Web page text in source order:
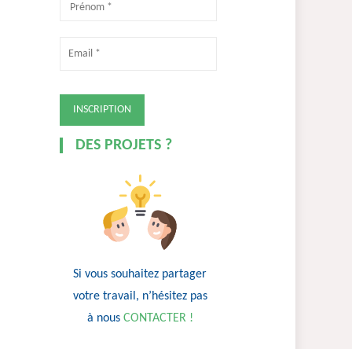
DES PROJETS ?
Si vous souhaitez partager
votre travail, n’hésitez pas
à nous CONTACTER !